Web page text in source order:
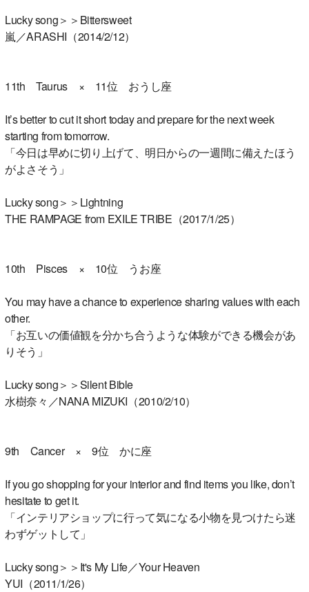
Lucky song＞＞Bittersweet
嵐／ARASHI（2014/2/12）
11th Taurus × 11位 おうし座
It’s better to cut it short today and prepare for the next week
starting from tomorrow.
「今日は早めに切り上げて、明日からの一週間に備えたほう
がよさそう」
Lucky song＞＞Lightning
THE RAMPAGE from EXILE TRIBE（2017/1/25）
10th Pisces × 10位 うお座
You may have a chance to experience sharing values with each
other.
「お互いの価値観を分かち合うような体験ができる機会があ
りそう」
Lucky song＞＞Silent Bible
水樹奈々／NANA MIZUKI（2010/2/10）
9th Cancer × 9位 かに座
If you go shopping for your interior and find items you like, don’t
hesitate to get it.
「インテリアショップに行って気になる小物を見つけたら迷
わずゲットして」
Lucky song＞＞It's My Life／Your Heaven
YUI（2011/1/26）